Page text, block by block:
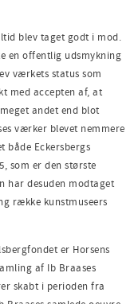
blev taget godt i mod.
en offentlig udsmykning
værkets status som
med accepten af, at
andet end blot
værker blevet nemmere
både Eckersbergs
som er den største
har desuden modtaget
række kunstmuseers
er Horsens
af Ib Braases
skabt i perioden fra